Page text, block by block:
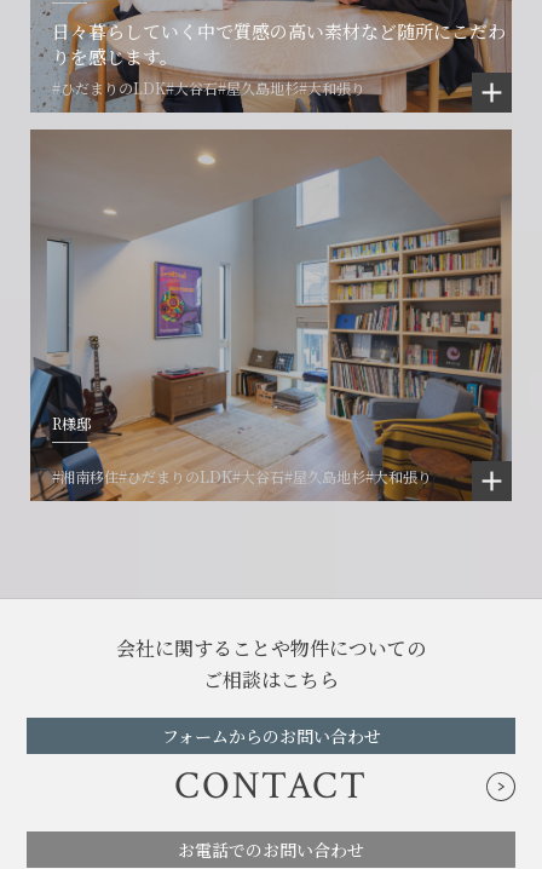
日々暮らしていく中で質感の高い素材など随所にこだわ
りを感じます。
#ひだまりのLDK#大谷石#屋久島地杉#大和張り
R様邸
#湘南移住#ひだまりのLDK#大谷石#屋久島地杉#大和張り
会社に関することや物件についての
ご相談はこちら
フォームからのお問い合わせ
CONTACT
お電話でのお問い合わせ